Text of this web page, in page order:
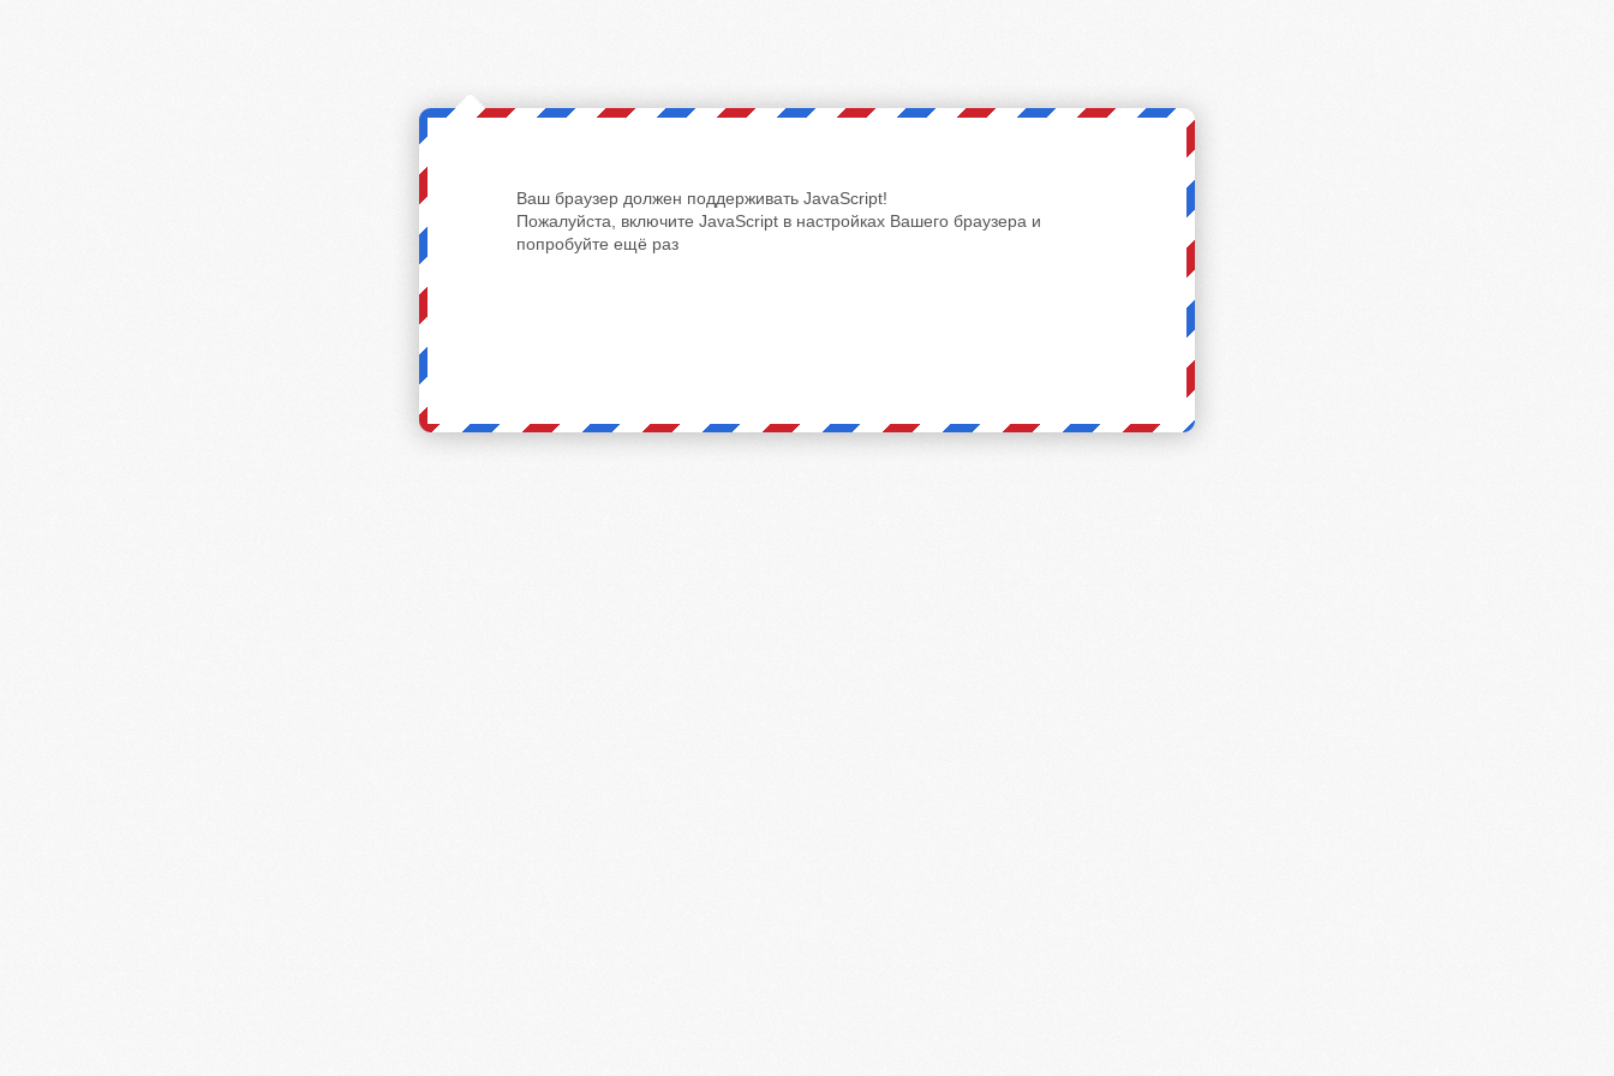
Ваш браузер должен поддерживать JavaScript!
Пожалуйста, включите JavaScript в настройках Вашего браузера и
попробуйте ещё раз